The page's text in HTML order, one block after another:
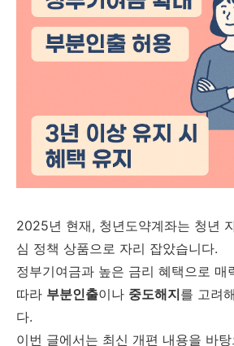
2025년 현재, 청년도약계좌는 청년
심 정책 상품으로 자리 잡았습니다.
정부기여금과 높은 금리 혜택으로 매
따라 부분인출이나 중도해지를 고려
다.
이번 글에서는 최신 개편 내용을 바